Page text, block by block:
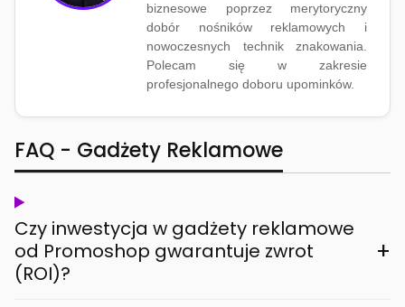
biznesowe poprzez merytoryczny
dobór nośników reklamowych i
nowoczesnych technik znakowania.
Polecam się w zakresie
profesjonalnego doboru upominków.
FAQ - Gadżety Reklamowe
Czy inwestycja w gadżety reklamowe
od Promoshop gwarantuje zwrot
(ROI)?
+